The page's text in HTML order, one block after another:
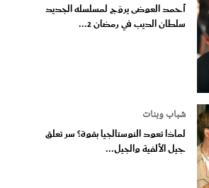
أحمد العوضى يروّج لمسلسله الجديد
سلطان الديب في رمضان 2...
شباب وبنات
لماذا تعود النوستالجيا بقوة؟ سر تعلق
جيل الألفية والجيل...